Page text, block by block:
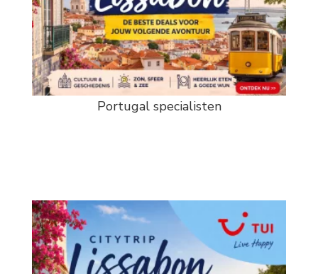
Portugal specialisten